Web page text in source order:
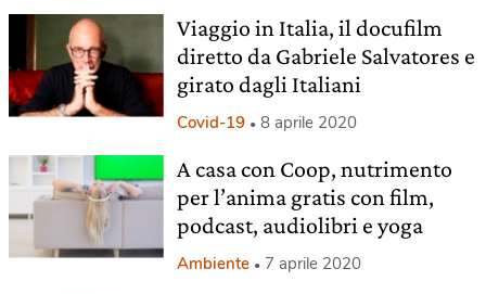
Viaggio in Italia, il docufilm
diretto da Gabriele Salvatores e
girato dagli Italiani
Covid-19 8 aprile 2020
A casa con Coop, nutrimento
per l’anima gratis con film,
podcast, audiolibri e yoga
Ambiente 7 aprile 2020